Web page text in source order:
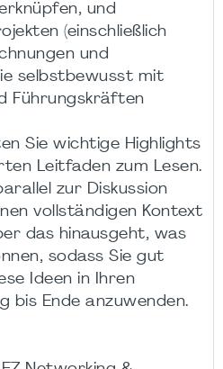
und
(einschließlich
und
selbstbewusst mit
Führungskräften
Sie wichtige Highlights
Leitfaden zum Lesen.
zur Diskussion
vollständigen Kontext
das hinausgeht, was
sodass Sie gut
Ideen in Ihren
bis Ende anzuwenden.